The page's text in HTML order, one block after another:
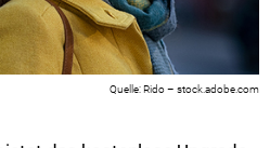
Rido – stock.adobe.com